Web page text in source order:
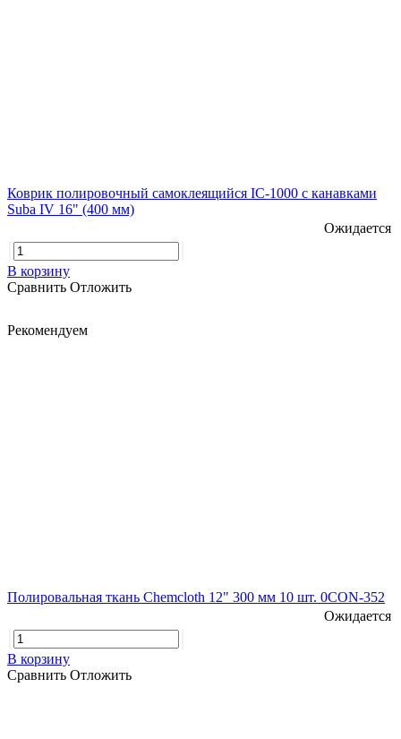
Коврик полировочный самоклеящийся IC-1000 с канавками
Suba IV 16" (400 мм)
Ожидается
В корзину
Сравнить Отложить
Рекомендуем
Полировальная ткань Chemcloth 12" 300 мм 10 шт. 0CON-352
Ожидается
В корзину
Сравнить Отложить